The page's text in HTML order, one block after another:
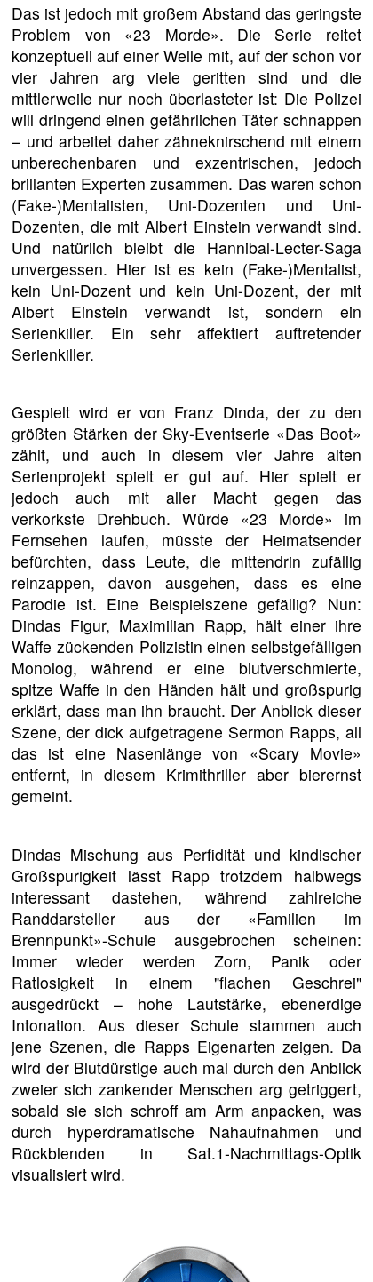
Das ist jedoch mit großem Abstand das geringste
Problem von «23 Morde». Die Serie reitet
konzeptuell auf einer Welle mit, auf der schon vor
vier Jahren arg viele geritten sind und die
mittlerweile nur noch überlasteter ist: Die Polizei
will dringend einen gefährlichen Täter schnappen
– und arbeitet daher zähneknirschend mit einem
unberechenbaren und exzentrischen, jedoch
brillanten Experten zusammen. Das waren schon
(Fake-)Mentalisten, Uni-Dozenten und Uni-
Dozenten, die mit Albert Einstein verwandt sind.
Und natürlich bleibt die Hannibal-Lecter-Saga
unvergessen. Hier ist es kein (Fake-)Mentalist,
kein Uni-Dozent und kein Uni-Dozent, der mit
Albert Einstein verwandt ist, sondern ein
Serienkiller. Ein sehr affektiert auftretender
Serienkiller.
Gespielt wird er von Franz Dinda, der zu den
größten Stärken der Sky-Eventserie «Das Boot»
zählt, und auch in diesem vier Jahre alten
Serienprojekt spielt er gut auf. Hier spielt er
jedoch auch mit aller Macht gegen das
verkorkste Drehbuch. Würde «23 Morde» im
Fernsehen laufen, müsste der Heimatsender
befürchten, dass Leute, die mittendrin zufällig
reinzappen, davon ausgehen, dass es eine
Parodie ist. Eine Beispielszene gefällig? Nun:
Dindas Figur, Maximilian Rapp, hält einer ihre
Waffe zückenden Polizistin einen selbstgefälligen
Monolog, während er eine blutverschmierte,
spitze Waffe in den Händen hält und großspurig
erklärt, dass man ihn braucht. Der Anblick dieser
Szene, der dick aufgetragene Sermon Rapps, all
das ist eine Nasenlänge von «Scary Movie»
entfernt, in diesem Krimithriller aber bierernst
gemeint.
Dindas Mischung aus Perfidität und kindischer
Großspurigkeit lässt Rapp trotzdem halbwegs
interessant dastehen, während zahlreiche
Randdarsteller aus der «Familien im
Brennpunkt»-Schule ausgebrochen scheinen:
Immer wieder werden Zorn, Panik oder
Ratlosigkeit in einem "flachen Geschrei"
ausgedrückt – hohe Lautstärke, ebenerdige
Intonation. Aus dieser Schule stammen auch
jene Szenen, die Rapps Eigenarten zeigen. Da
wird der Blutdürstige auch mal durch den Anblick
zweier sich zankender Menschen arg getriggert,
sobald sie sich schroff am Arm anpacken, was
durch hyperdramatische Nahaufnahmen und
Rückblenden in Sat.1-Nachmittags-Optik
visualisiert wird.